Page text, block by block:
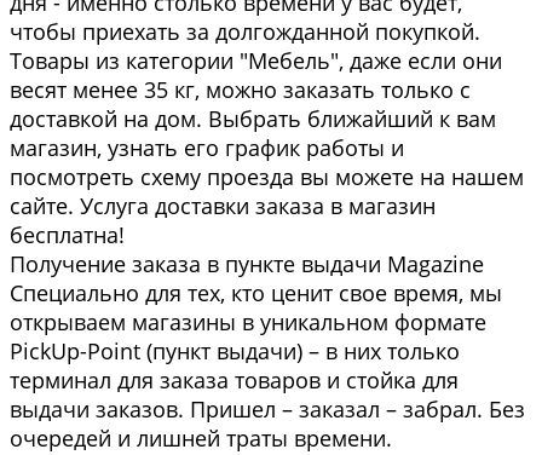
чтобы приехать за долгожданной покупкой.
Товары из категории "Мебель", даже если они
весят менее 35 кг, можно заказать только с
доставкой на дом. Выбрать ближайший к вам
магазин, узнать его график работы и
посмотреть схему проезда вы можете на нашем
сайте. Услуга доставки заказа в магазин
бесплатна!
Получение заказа в пункте выдачи Magazine
Специально для тех, кто ценит свое время, мы
открываем магазины в уникальном формате
PickUp-Point (пункт выдачи) – в них только
терминал для заказа товаров и стойка для
выдачи заказов. Пришел – заказал – забрал. Без
очередей и лишней траты времени.